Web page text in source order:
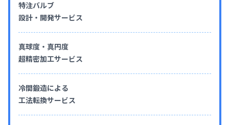
特注バルブ
設計・開発サービス
真球度・真円度
超精密加工サービス
冷間鍛造による
工法転換サービス